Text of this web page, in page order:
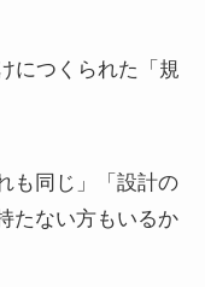
につくられた「規
も同じ」「設計の
たない方もいるか